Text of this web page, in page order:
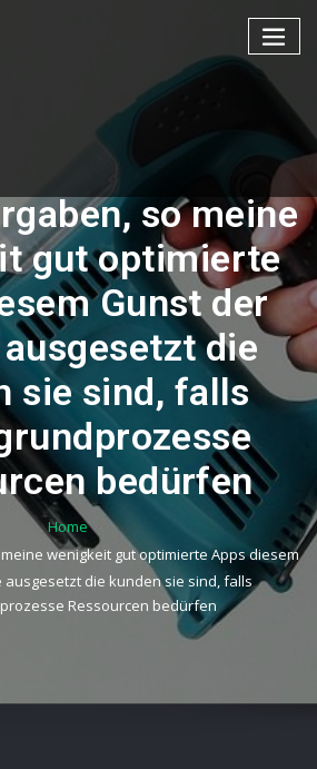
so meine
gut optimierte
Gunst der
die
sie sind, falls
bedürfen
Home
wenigkeit gut optimierte Apps diesem
ausgesetzt die kunden sie sind, falls
Ressourcen bedürfen